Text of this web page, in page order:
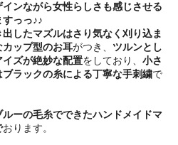
ンながら女性らしさも感じさせる
っっ♪♪
したマズルはさり気なく刈り込ま
ップ型のお耳がつき、 ツルンとし
ズが絶妙な配置をしており、 小さ
ラックの糸による丁寧な手刺繍で
ーの毛糸でできたハンドメイドマ
おります。